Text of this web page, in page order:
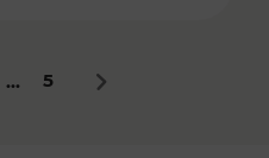
... 5 Nächstes